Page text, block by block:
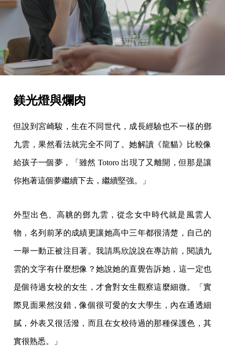
鎂光燈與爛肉
但說到宮崎駿，生在不同世代，成長經驗也不一樣的鄧
九雲，果然看法就完全不同了。她解讀《龍貓》比較像
給孩子一個夢，「雖然 Totoro 出現了又離開，但那是讓
你抱著這個夢繼續下去，繼續堅強。」
外型出色、高䠷的鄧九雲，從念女中時代就是風雲人
物，名列前茅的成績更讓她高中三年都很清楚，自己的
一舉一動正被注目著。我請馬欣說說在專訪前，閱讀九
雲的文字有什麼想像？她說她的直覺告訴她，這一定也
是個待過女校的女生，才會對女生觀察這麼細微。「實
際見面果然沒錯，像個很可愛的女大學生，內在通透細
膩，外表又很活潑，而且在女校待過的那種保護色，其
實很熟悉。」